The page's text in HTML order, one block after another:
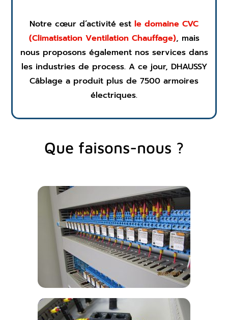
Notre cœur d’activité est le domaine CVC
(Climatisation Ventilation Chauffage), mais
nous proposons également nos services dans
les industries de process. A ce jour, DHAUSSY
Câblage a produit plus de 7500 armoires
électriques.
Que faisons-nous ?